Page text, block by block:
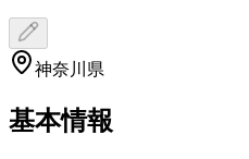
神奈川県
基本情報